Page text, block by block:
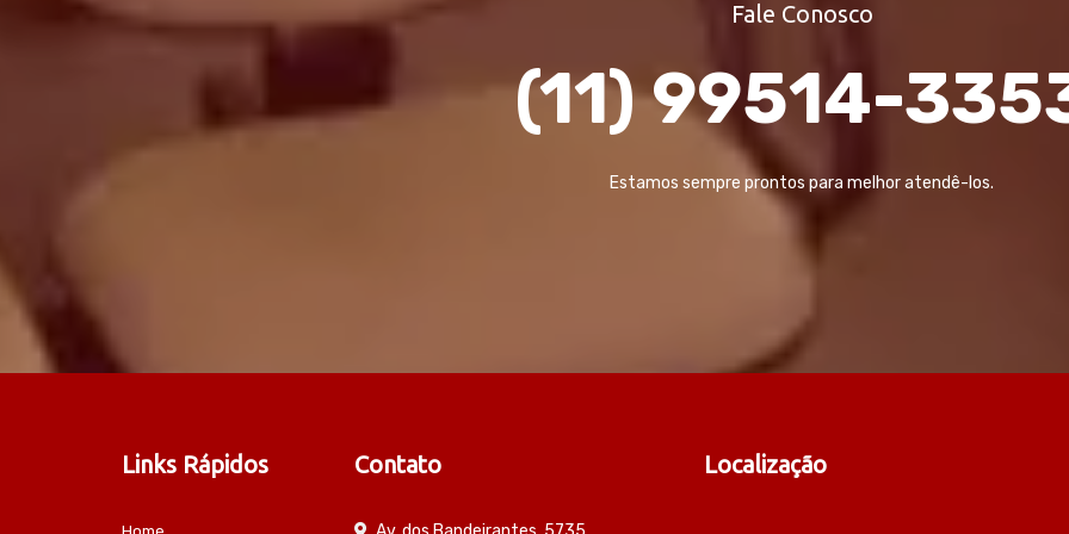
Fale Conosco
(11) 99514-
Estamos sempre prontos para melhor atendê-los.
Links Rápidos Contato Localização